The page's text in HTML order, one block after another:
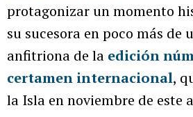
protagonizar un momento
su sucesora en poco más de
anfitriona de la edición
certamen internacional,
la Isla en noviembre de este